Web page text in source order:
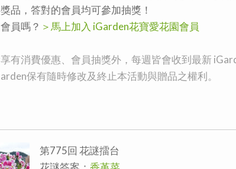
品，答對的會員均可參加抽獎！
員嗎？ ＞馬上加入 iGarden花寶愛花園會員
有消費優惠、會員抽獎外，每週皆會收到最新
保有隨時修改及終止本活動與贈品之權利。
第775回 花謎擂台